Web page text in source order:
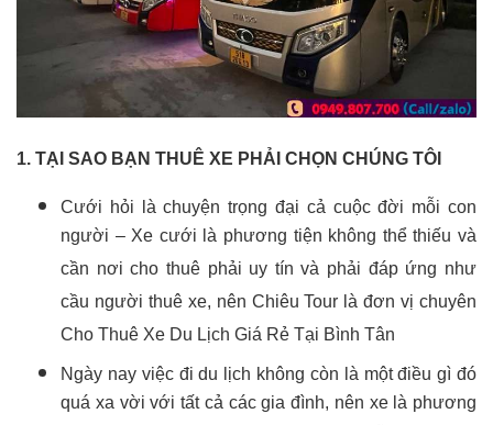
1. TẠI SAO BẠN THUÊ XE PHẢI CHỌN CHÚNG TÔI
Cưới hỏi là chuyện trọng đại cả cuộc đời mỗi con
người – Xe cưới là phương tiện không thể thiếu và
cần nơi cho thuê phải uy tín và phải đáp ứng như
cầu người thuê xe, nên Chiêu Tour là đơn vị chuyên
Cho Thuê Xe Du Lịch Giá Rẻ Tại Bình Tân
Ngày nay việc đi du lịch không còn là một điều gì đó
quá xa vời với tất cả các gia đình, nên xe là phương